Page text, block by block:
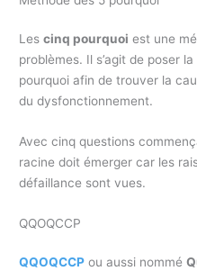
Lescinq pourquoi est une
problèmes. Il s’agit de poser
pourquoi afin de trouver la
du dysfonctionnement.
Avec cinq questions
racine doit émerger car les
défaillance sont vues.
QQOQCCP
QQOQCCP ou aussi nommé